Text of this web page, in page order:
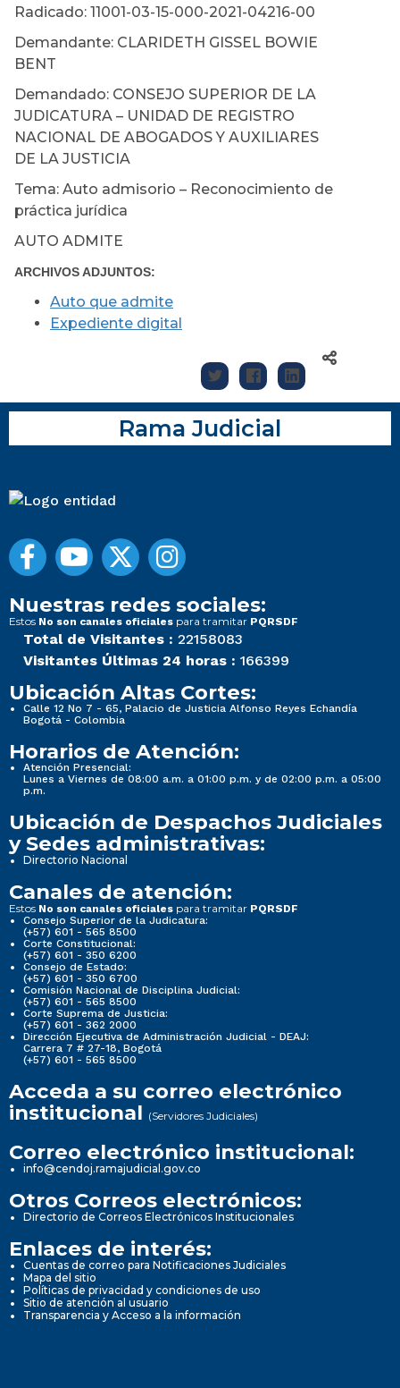
Radicado: 11001-03-15-000-2021-04216-00
Demandante: CLARIDETH GISSEL BOWIE
BENT
Demandado: CONSEJO SUPERIOR DE LA
JUDICATURA – UNIDAD DE REGISTRO
NACIONAL DE ABOGADOS Y AUXILIARES
DE LA JUSTICIA
Tema: Auto admisorio – Reconocimiento de
práctica jurídica
AUTO ADMITE
ARCHIVOS ADJUNTOS:
Auto que admite
Expediente digital
Rama Judicial
Nuestras redes sociales:
Estos No son canales oficiales para tramitar PQRSDF
Total de Visitantes : 22158083
Visitantes Últimas 24 horas : 166399
Ubicación Altas Cortes:
Calle 12 No 7 - 65, Palacio de Justicia Alfonso Reyes Echandía
Bogotá - Colombia
Horarios de Atención:
Atención Presencial:
Lunes a Viernes de 08:00 a.m. a 01:00 p.m. y de 02:00 p.m. a 05:00
p.m.
Ubicación de Despachos Judiciales
y Sedes administrativas:
Directorio Nacional
Canales de atención:
Estos No son canales oficiales para tramitar PQRSDF
Consejo Superior de la Judicatura:
(+57) 601 - 565 8500
Corte Constitucional:
(+57) 601 - 350 6200
Consejo de Estado:
(+57) 601 - 350 6700
Comisión Nacional de Disciplina Judicial:
(+57) 601 - 565 8500
Corte Suprema de Justicia:
(+57) 601 - 362 2000
Dirección Ejecutiva de Administración Judicial - DEAJ:
Carrera 7 # 27-18, Bogotá
(+57) 601 - 565 8500
Acceda a su correo electrónico
institucional (Servidores Judiciales)
Correo electrónico institucional:
info@cendoj.ramajudicial.gov.co
Otros Correos electrónicos:
Directorio de Correos Electrónicos Institucionales
Enlaces de interés:
Cuentas de correo para Notificaciones Judiciales
Mapa del sitio
Políticas de privacidad y condiciones de uso
Sitio de atención al usuario
Transparencia y Acceso a la información